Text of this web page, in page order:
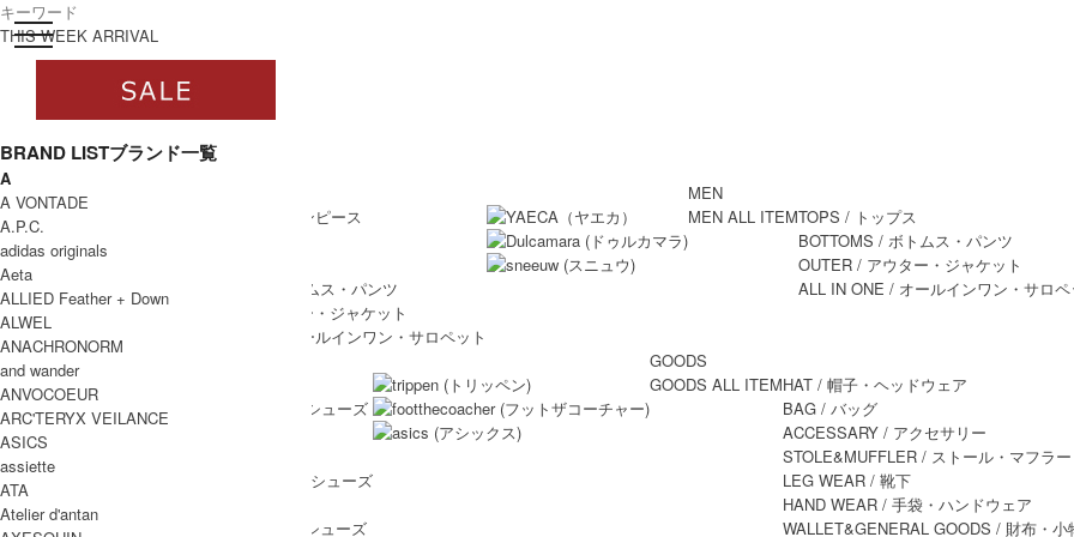
toggle navigation
ログイン
すべてWOMEN
WOMEN ALL ITEM
/ ワンピース
/ ボトムス・パンツ
/ アウター・ジャケット
/ オールインワン・サロペット
MEN
MEN ALL ITEMTOPS / トップス
BOTTOMS / ボトムス・パンツ
OUTER / アウター・ジャケット
ALL IN ONE / オールインワン・サロ
SHOES
SHOES ALL ITEM
DRESS SHOES
/ ドレスシューズ
BOOTS
/ バレエシューズ
/ その他シューズ
GOODS
GOODS ALL ITEMHAT / 帽子・ヘッドウェア
BAG / バッグ
ACCESSARY / アクセサリー
STOLE&MUFFLER / ストール・マフラー
LEG WEAR / 靴下
HAND WEAR / 手袋・ハンドウェア
WALLET&GENERAL GOODS / 財布・小
THIS WEEK ARRIVAL
BRAND LISTブランド一覧
A
A VONTADE
A.P.C.
adidas originals
Aeta
ALLIED Feather + Down
ALWEL
ANACHRONORM
and wander
ANVOCOEUR
ARC'TERYX VEILANCE
ASICS
assiette
ATA
Atelier d'antan